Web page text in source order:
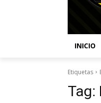
INICIO
Etiquetas
Tag: